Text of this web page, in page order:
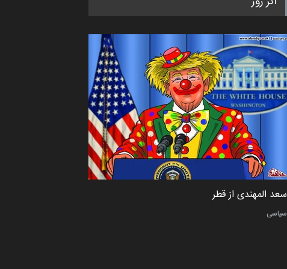
پنجمین مسابقۀ بین‌المللی کارتون
CARTUNION ، …
مهلت 3 ماه دیگر
جشنواره بین‌المللی کارتون مدارس
پرتغال، ۲۰۲۷
سعد المهندی از قطر
سیاسی